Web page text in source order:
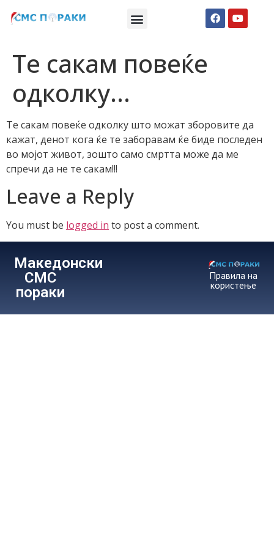
Те сакам повеќе
одколку…
Те сакам повеќе одколку што можат зборовите да
кажат, денот кога ќе те заборавам ќе биде последен
во мојот живот, зошто само смртта може да ме
спречи да не те сакам!!!
Leave a Reply
You must be logged in to post a comment.
Македонски
СМС
пораки
Правила на
користење